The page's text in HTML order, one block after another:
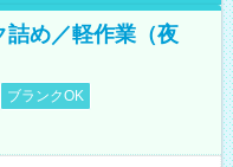
詰め／軽作業（夜
ブランクOK